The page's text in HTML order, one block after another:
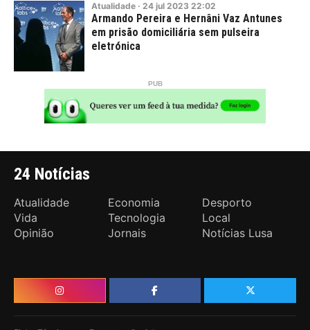
Atualidade · 24 jul 2023 22:02
Armando Pereira e Hernâni Vaz Antunes
em prisão domiciliária sem pulseira
eletrónica
24 Notícias
Atualidade Economia
Desporto
Vida
Tecnologia
Local
Opinião
Jornais Notícias Lusa